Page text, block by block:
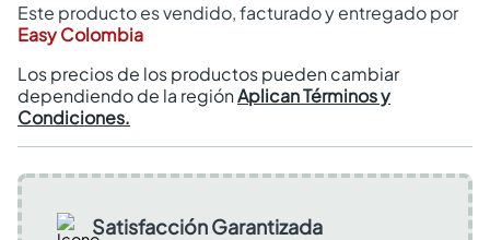
Este producto es vendido, facturado y entregado por
Easy Colombia
Los precios de los productos pueden cambiar
dependiendo de la regiónAplican Términos y
Condiciones.
Satisfacción Garantizada